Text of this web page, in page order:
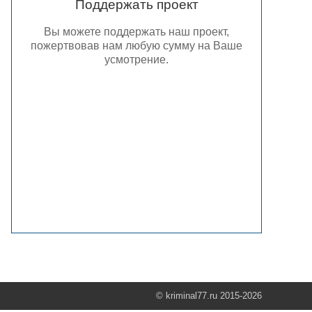
Поддержать проект
Вы можете поддержать наш проект,
пожертвовав нам любую сумму на Ваше
усмотрение.
© kriminal77.ru 2015-2026